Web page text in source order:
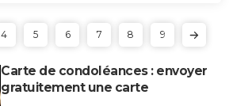
4 5 6 7 8 9
Carte de condoléances : envoyer
gratuitement une carte